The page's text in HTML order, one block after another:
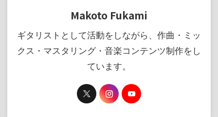
Makoto Fukami
ギタリストとして活動をしながら、作曲・ミッ
クス・マスタリング・音楽コンテンツ制作をし
ています。